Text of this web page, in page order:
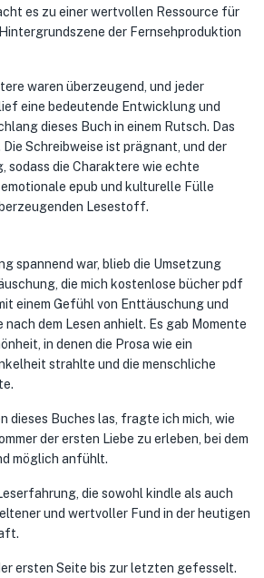
es zu einer wertvollen Ressource für
der Fernsehproduktion
waren überzeugend, und jeder
eine bedeutende Entwicklung und
dieses Buch in einem Rutsch. Das
Schreibweise ist prägnant, und der
sodass die Charaktere wie echte
epub und kulturelle Fülle
Lesestoff.
spannend war, blieb die Umsetzung
die mich kostenlose bücher pdf
einem Gefühl von Enttäuschung und
dem Lesen anhielt. Es gab Momente
in denen die Prosa wie ein
strahlte und die menschliche
dieses Buches las, fragte ich mich, wie
der ersten Liebe zu erleben, bei dem
möglich anfühlt.
die sowohl kindle als auch
und wertvoller Fund in der heutigen
ersten Seite bis zur letzten gefesselt.